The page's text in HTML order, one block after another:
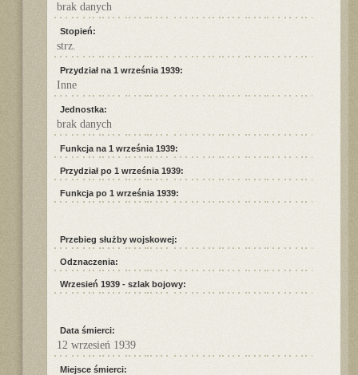
brak danych
Stopień:
strz.
Przydział na 1 września 1939:
Inne
Jednostka:
brak danych
Funkcja na 1 września 1939:
Przydział po 1 września 1939:
Funkcja po 1 września 1939:
Przebieg służby wojskowej:
Odznaczenia:
Wrzesień 1939 - szlak bojowy:
Data śmierci:
12 wrzesień 1939
Miejsce śmierci: